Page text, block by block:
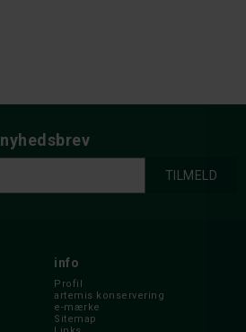
nyhedsbrev
info
Profil
artemis konservering
e-mærke
Sitemap